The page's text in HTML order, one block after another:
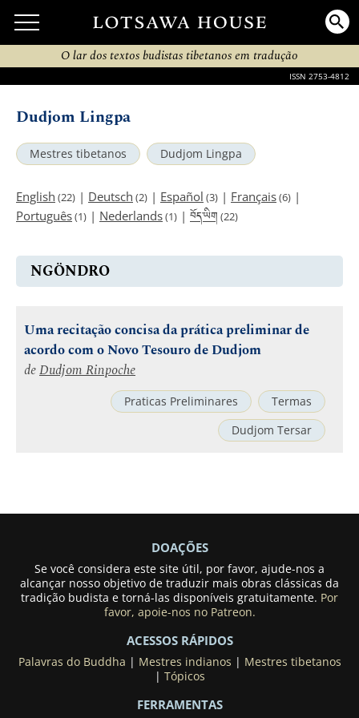
O lar dos textos budistas tibetanos em tradução
ISSN 2753-4812
Dudjom Lingpa
Mestres tibetanos Dudjom Lingpa
English (22) | Deutsch (2) | Español (3) | Français(6) |
Português(1) | Nederlands(1) | བོད་ཡིག (22)
NGÖNDRO
Uma recitação concisa da prática preliminar de
acordo com o Novo Tesouro de Dudjom
deDudjom Rinpoche
Praticas Preliminares
Termas
Dudjom Tersar
DOAÇÕES
Se você considera este site útil, por favor, ajude-nos a
alcançar nosso objetivo de traduzir mais obras clássicas da
tradição budista e torná-las disponíveis gratuitamente. Por
favor, apoie-nos no Patreon.
ACESSOS RÁPIDOS
Palavras do Buddha | Mestres indianos | Mestres tibetanos
| Tópicos
FERRAMENTAS